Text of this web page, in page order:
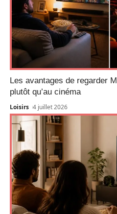
Les avantages de regarder
plutôt qu’au cinéma
Loisirs 4 juillet 2026